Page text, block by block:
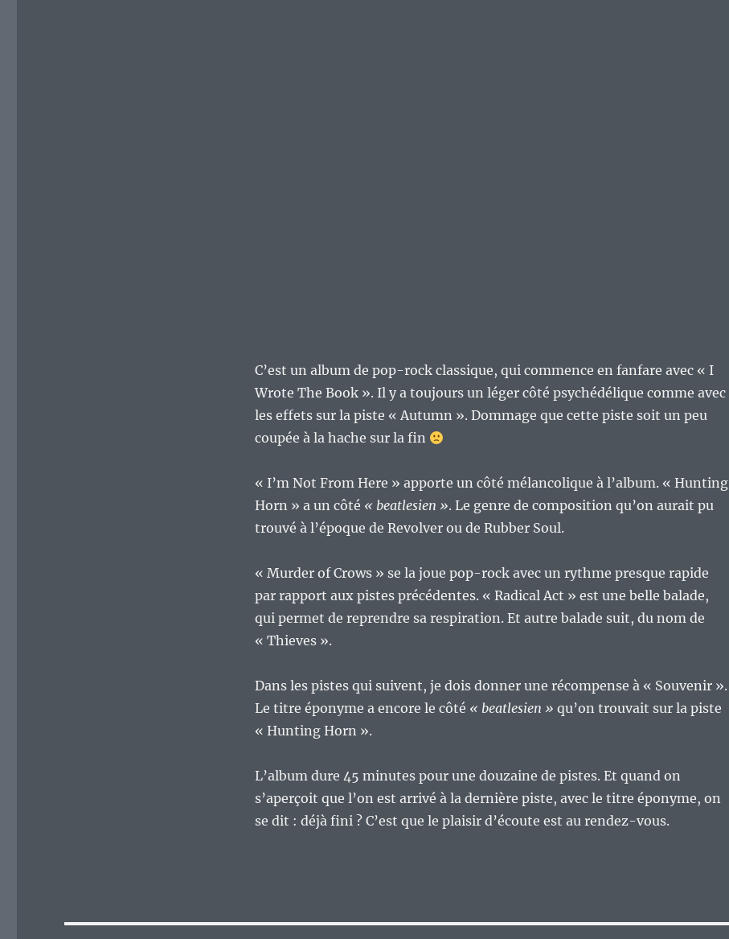
C’est un album de pop-rock classique, qui commence en fanfare avec « I
Wrote The Book ». Il y a toujours un léger côté psychédélique comme avec
les effets sur la piste « Autumn ». Dommage que cette piste soit un peu
coupée à la hache sur la fin
« I’m Not From Here » apporte un côté mélancolique à l’album. « Hunting
Horn » a un côté « beatlesien ». Le genre de composition qu’on aurait pu
trouvé à l’époque de Revolver ou de Rubber Soul.
« Murder of Crows » se la joue pop-rock avec un rythme presque rapide
par rapport aux pistes précédentes. « Radical Act » est une belle balade,
qui permet de reprendre sa respiration. Et autre balade suit, du nom de
« Thieves ».
Dans les pistes qui suivent, je dois donner une récompense à « Souvenir ».
Le titre éponyme a encore le côté « beatlesien » qu’on trouvait sur la piste
« Hunting Horn ».
L’album dure 45 minutes pour une douzaine de pistes. Et quand on
s’aperçoit que l’on est arrivé à la dernière piste, avec le titre éponyme, on
se dit : déjà fini ? C’est que le plaisir d’écoute est au rendez-vous.